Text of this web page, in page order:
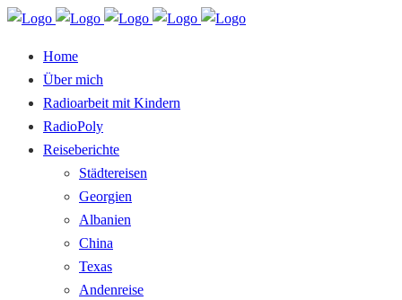
Home
Über mich
Radioarbeit mit Kindern
RadioPoly
Reiseberichte
Städtereisen
Georgien
Albanien
China
Texas
Andenreise